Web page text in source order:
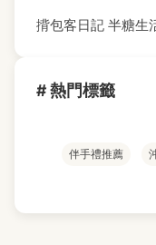
揹包客日記 半糖生
# 熱門標籤
伴手禮推薦